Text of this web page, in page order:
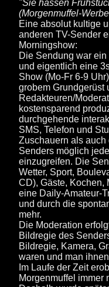
"Sie hassen
(Morgenmuffel-
Eine absolut kultige
anderen TV-Sender
Morningshow:
Die Sendung war
und eigentlich eine
Show (Mo-Fr 6-9
grobem Grundgerüst
Redakteuren/
kostensparend
durchgehende
SMS, Telefon und
Zuschauern als
Senders möglich
einzugreifen. Die
Wetter, Sport,
CD), Gäste, Kochen,
eine Daily-Amateur-
und durch die
mehr.
Die Moderation
Bildregie des
Bildregie, Kamera,
waren und man
Im Laufe der Zeit
Morgenmuffel immer